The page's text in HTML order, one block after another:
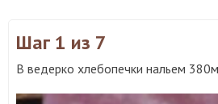
Шаг 1 из 7
В ведерко хлебопечки нальем